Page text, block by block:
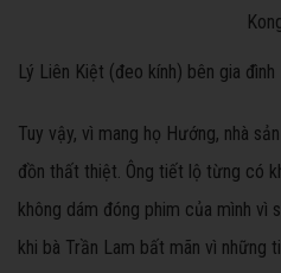
Lý Liên Kiệt (đeo kính) bên gia
Tuy vậy, vì mang họ Hướng, nhà
đồn thất thiệt. Ông tiết lộ từng có
không dám đóng phim của mình vì
khi bà Trần Lam bất mãn vì những